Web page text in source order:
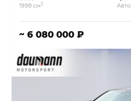
1998 см3
~ 6 080 000 ₽